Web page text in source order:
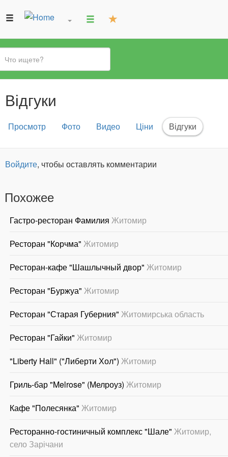
Вы
здесь
Відгуки
Главные
Просмотр Фото Видео Ціни Відгуки
Войдите, чтобы оставлять комментарии
Похожее
Гастро-ресторан Фамилия Житомир
Ресторан "Корчма" Житомир
Ресторан-кафе "Шашлычный двор" Житомир
Ресторан "Буржуа" Житомир
Ресторан "Старая Губерния" Житомирська область
Ресторан "Гайки" Житомир
"Liberty Hall" ("Либерти Хол") Житомир
Гриль-бар "Melrose" (Мелроуз) Житомир
Кафе "Полесянка" Житомир
Ресторанно-гостиничный комплекс "Шале" Житомир,
село Зарічани